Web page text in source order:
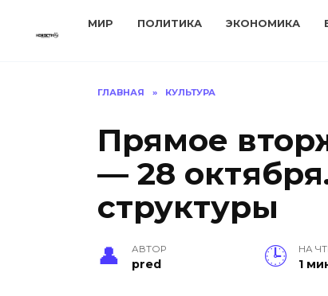
МИР ПОЛИТИКА ЭКОНОМИКА
ГЛАВНАЯ » КУЛЬТУРА
Прямое
— 28
структуры
АВТОР
pred
НА
1